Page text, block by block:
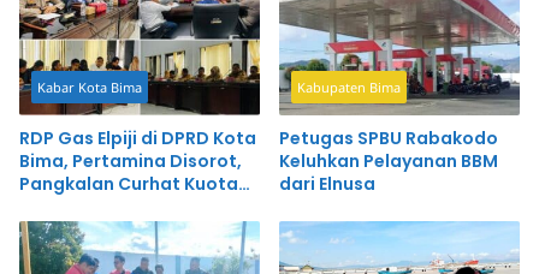
Kabar Kota Bima
RDP Gas Elpiji di DPRD Kota
Bima, Pertamina Disorot,
Pangkalan Curhat Kuota
Kabupaten Bima
Petugas SPBU Rabakodo
Keluhkan Pelayanan BBM
dari Elnusa